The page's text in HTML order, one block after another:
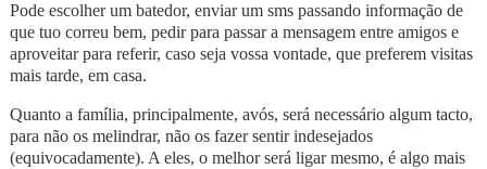
Pode escolher um batedor, enviar um sms passando informação de
que tuo correu bem, pedir para passar a mensagem entre amigos e
aproveitar para referir, caso seja vossa vontade, que preferem visitas
mais tarde, em casa.
Quanto a família, principalmente, avós, será necessário algum tacto,
para não os melindrar, não os fazer sentir indesejados
(equivocadamente). A eles, o melhor será ligar mesmo, é algo mais